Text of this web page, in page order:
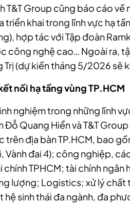
T&T Group cũng báo cáo
triển khai trong lĩnh vực hạ
hợp tác với Tập đoàn
công nghệ cao… Ngoài ra,
Trị (dự kiến tháng 5/2026 sẽ
nối hạ tầng vùng TP.HCM
nghiệm trong những lĩnh
Đỗ Quang Hiển và T&T
trên địa bàn TP.HCM, bao
Vành đai 4); công nghiệp,
chính TPHCM; tài chính
lượng; Logistics; xử lý chất
hệ sinh thái đa ngành, đa